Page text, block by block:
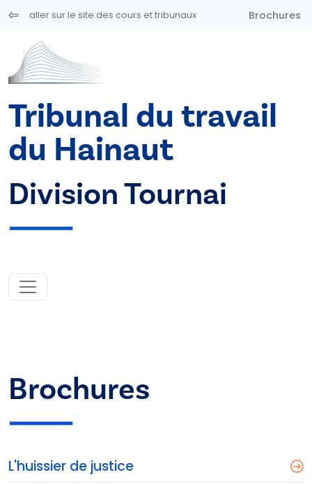
Aller au contenu principal
aller sur le site des cours et tribunaux Brochures
Tribunal du travail
du Hainaut
Division Tournai
Brochures
L'huissier de justice